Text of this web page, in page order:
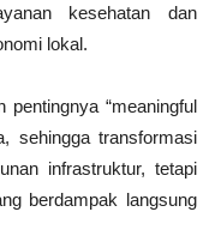
kesehatan dan
lokal.
pentingnya “meaningful
sehingga transformasi
infrastruktur, tetapi
berdampak langsung